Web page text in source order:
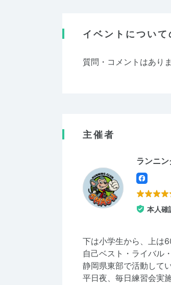
イベントについて
質問・コメントはありま
主催者
ランニ
本人確
下は小学生から、上は
自己ベスト・ライバル
静岡県東部で活動して
平日夜、毎日練習会実